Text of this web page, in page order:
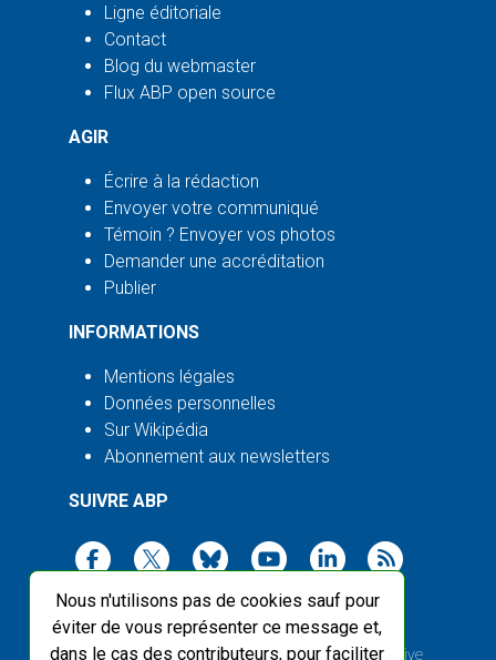
Nous n'utilisons pas de cookies sauf pour
éviter de vous représenter ce message et,
dans le cas des contributeurs, pour faciliter
Ligne éditoriale
Contact
Blog du webmaster
Flux ABP open source
AGIR
Écrire à la rédaction
Envoyer votre communiqué
Témoin ? Envoyer vos photos
Demander une accréditation
Publier
INFORMATIONS
Mentions légales
Données personnelles
Sur Wikipédia
Abonnement aux newsletters
SUIVRE ABP
2003-2026 ©Agence Bretagne Presse, sauf Creative